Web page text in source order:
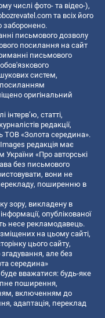
числі фото- та відео-),
та всіх його
заборонено.
письмового дозволу
посилання на сайт
письмового
систем,
посиланням
оригінальний
інтерв’ю, статті,
редакції,
ТОВ «Золота середина».
редакція має
«Про авторські
без письмового
вони не
поширенню в
зору, викладену в
опублікованої
несе рекламодавець.
на цьому сайті,
цього сайту,
згадування, але без
середина»
вважатися: будь-яке
поширення,
включенням до
адаптація, переклад